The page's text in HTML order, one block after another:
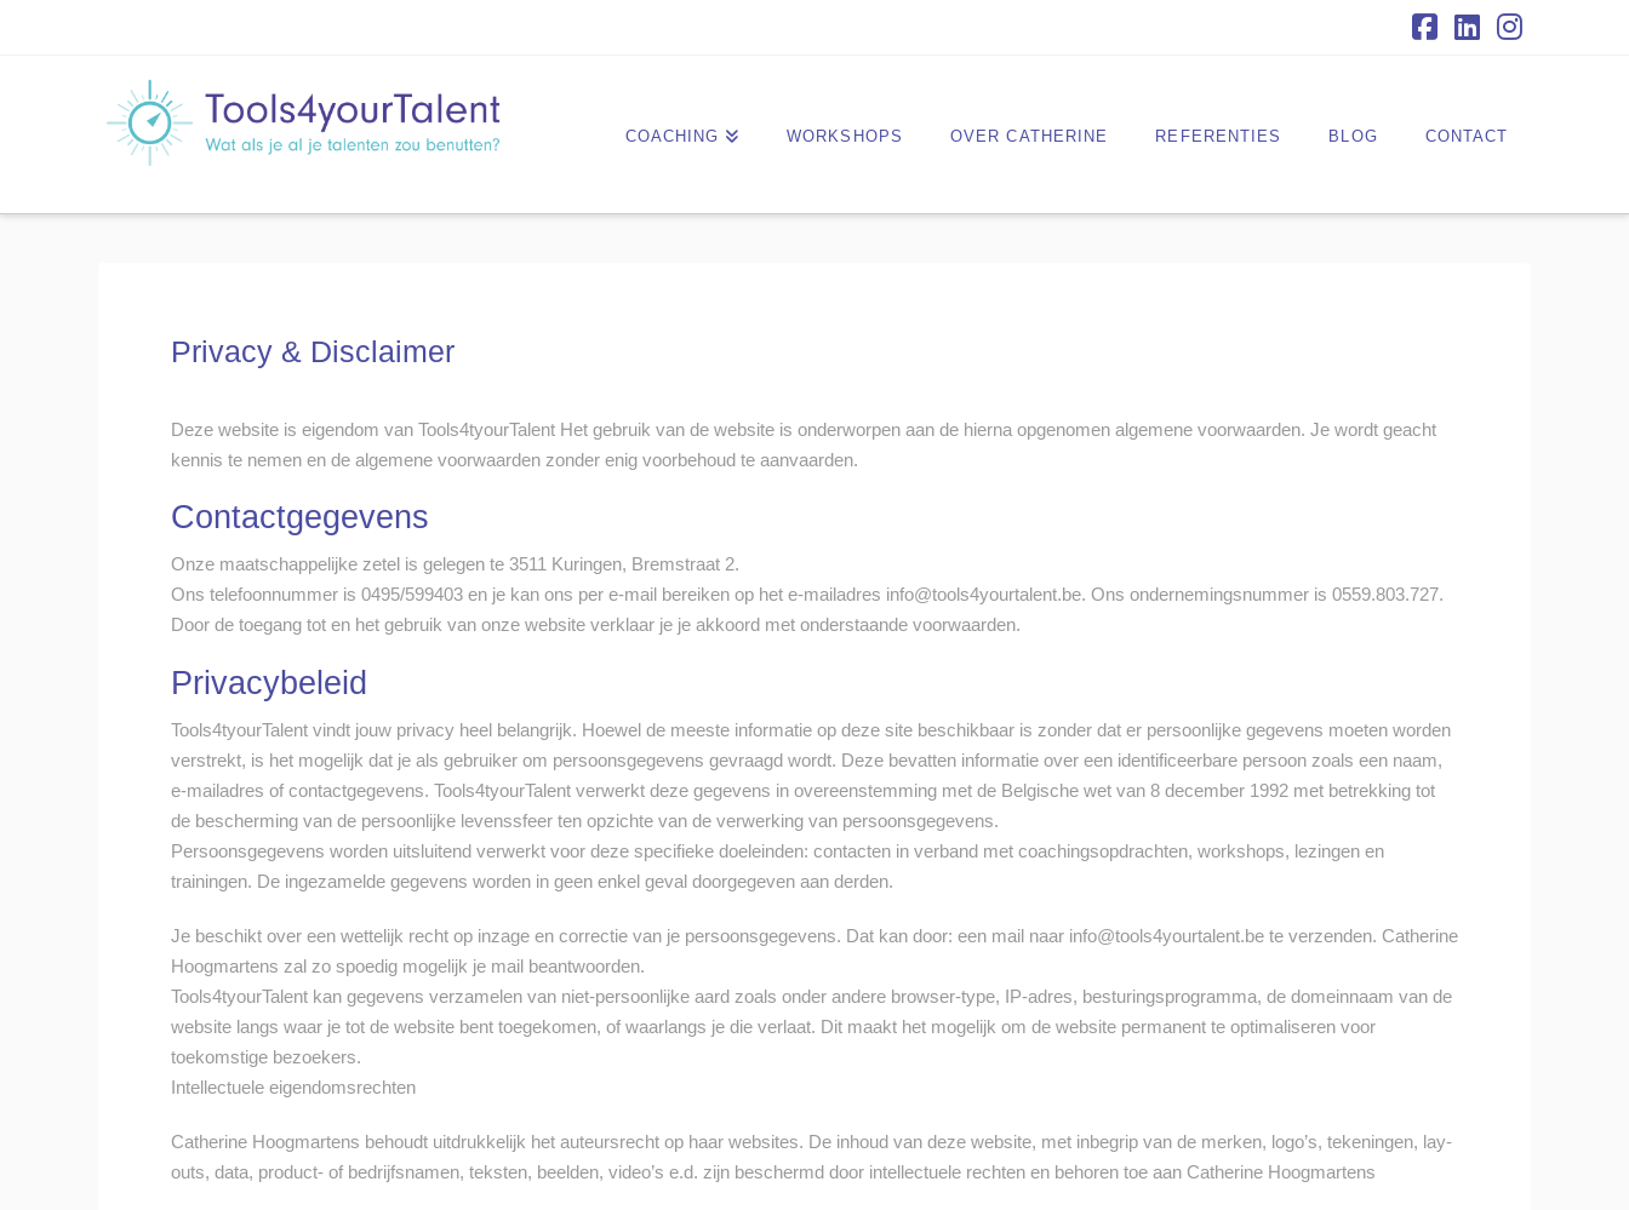
COACHING WORKSHOPS OVER CATHERINE REFERENTIES BLOG CONTACT
Privacy & Disclaimer
Deze website is eigendom van Tools4tyourTalent Het gebruik van de website is onderworpen aan de hierna opgenomen algemene voorwaarden. Je wordt geacht
kennis te nemen en de algemene voorwaarden zonder enig voorbehoud te aanvaarden.
Contactgegevens
Onze maatschappelijke zetel is gelegen te 3511 Kuringen, Bremstraat 2.
Ons telefoonnummer is 0495/599403 en je kan ons per e-mail bereiken op het e-mailadres info@tools4yourtalent.be. Ons ondernemingsnummer is 0559.803.727.
Door de toegang tot en het gebruik van onze website verklaar je je akkoord met onderstaande voorwaarden.
Privacybeleid
Tools4tyourTalent vindt jouw privacy heel belangrijk. Hoewel de meeste informatie op deze site beschikbaar is zonder dat er persoonlijke gegevens moeten worden
verstrekt, is het mogelijk dat je als gebruiker om persoonsgegevens gevraagd wordt. Deze bevatten informatie over een identificeerbare persoon zoals een naam,
e-mailadres of contactgegevens. Tools4tyourTalent verwerkt deze gegevens in overeenstemming met de Belgische wet van 8 december 1992 met betrekking tot
de bescherming van de persoonlijke levenssfeer ten opzichte van de verwerking van persoonsgegevens.
Persoonsgegevens worden uitsluitend verwerkt voor deze specifieke doeleinden: contacten in verband met coachingsopdrachten, workshops, lezingen en
trainingen. De ingezamelde gegevens worden in geen enkel geval doorgegeven aan derden.
Je beschikt over een wettelijk recht op inzage en correctie van je persoonsgegevens. Dat kan door: een mail naar info@tools4yourtalent.bete verzenden. Catherine
Hoogmartens zal zo spoedig mogelijk je mail beantwoorden.
Tools4tyourTalent kan gegevens verzamelen van niet-persoonlijke aard zoals onder andere browser-type, IP-adres, besturingsprogramma, de domeinnaam van de
website langs waar je tot de website bent toegekomen, of waarlangs je die verlaat. Dit maakt het mogelijk om de website permanent te optimaliseren voor
toekomstige bezoekers.
Intellectuele eigendomsrechten
Catherine Hoogmartens behoudt uitdrukkelijk het auteursrecht op haar websites. De inhoud van deze website, met inbegrip van de merken, logo’s, tekeningen, lay-
outs, data, product- of bedrijfsnamen, teksten, beelden, video’s e.d. zijn beschermd door intellectuele rechten en behoren toe aan Catherine Hoogmartens